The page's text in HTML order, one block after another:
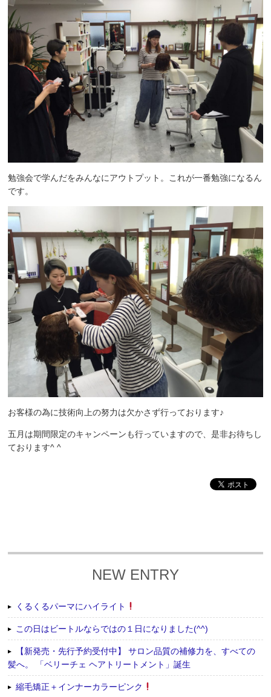
勉強会で学んだをみんなにアウトプット。これが一番勉強になるん
です。
お客様の為に技術向上の努力は欠かさず行っております♪
五月は期間限定のキャンペーンも行っていますので、是非お待ちし
ております^ ^
NEW ENTRY
くるくるパーマにハイライト
この日はビートルならではの１日になりました(^^)
【新発売・先行予約受付中】 サロン品質の補修力を、すべての
髪へ。 「ベリーチェ ヘアトリートメント」誕生
縮毛矯正＋インナーカラーピンク